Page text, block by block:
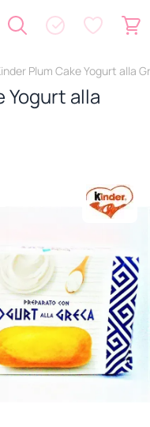
Plum Cake Yogurt alla
Yogurt alla